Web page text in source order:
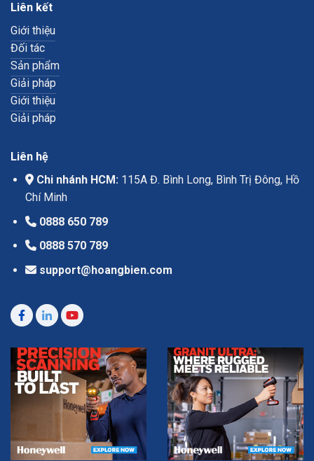
Liên kết
Giới thiệu
Đối tác
Sản phẩm
Giải pháp
Giới thiệu
Giải pháp
Liên hệ
Chi nhánh HCM:115A Đ. Bình Long, Bình Trị Đông, Hồ
Chí Minh
0888 650 789
0888 570 789
support@hoangbien.com